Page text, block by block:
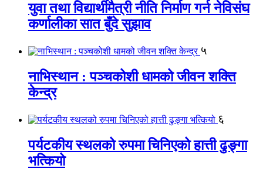
युवा तथा विद्यार्थीमैत्री नीति निर्माण गर्न नेविसंघ
कर्णालीका सात बुँदे सुझाव
५
नाभिस्थान : पञ्चकोशी धामको जीवन शक्ति
केन्द्र
६
पर्यटकीय स्थलको रुपमा चिनिएको हात्ती ढुङ्गा
भत्कियो